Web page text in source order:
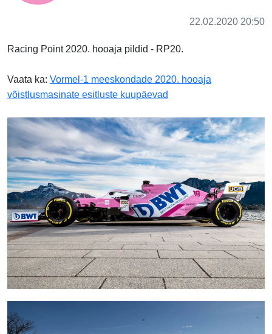
22.02.2020 20:50
Racing Point 2020. hooaja pildid - RP20.
Vaata ka: Vormel-1 meeskondade 2020. hooaja
võistlusmasinate esitluste kuupäevad